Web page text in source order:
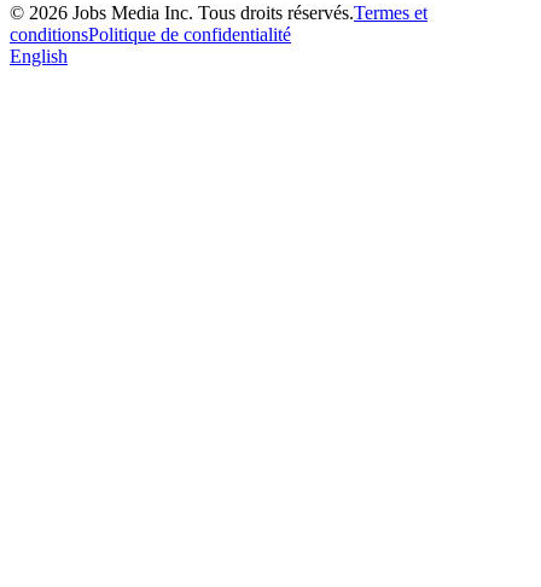
© 2026 Jobs Media Inc. Tous droits réservés.Termes et
conditionsPolitique de confidentialité
English